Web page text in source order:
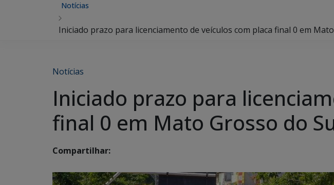
Notícias
Iniciado prazo para licenciamento de veículos com placa final 0 em
Notícias
Iniciado prazo para
final 0 em Mato Grosso do
Compartilhar: